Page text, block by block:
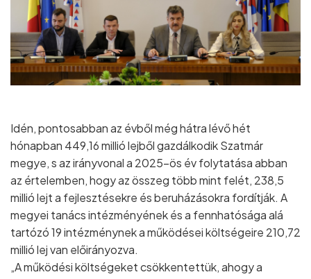
Idén, pontosabban az évből még hátra lévő hét
hónapban 449,16 millió lejből gazdálkodik Szatmár
megye, s az irányvonal a 2025–ös év folytatása abban
az értelemben, hogy az összeg több mint felét, 238,5
millió lejt a fejlesztésekre és beruházásokra fordítják. A
megyei tanács intézményének és a fennhatósága alá
tartózó 19 intézménynek a működései költségeire 210,72
millió lej van előirányozva.
„A működési költségeket csökkentettük, ahogy a